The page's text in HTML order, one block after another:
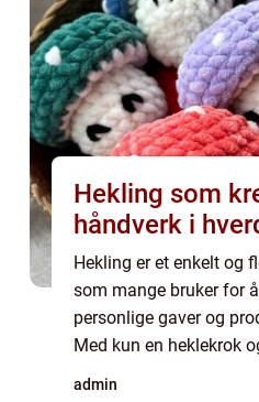
Hekling som
håndverk i
Hekling er et enkelt og
som mange bruker for
personlige gaver og
Med kun en heklekrok
admin